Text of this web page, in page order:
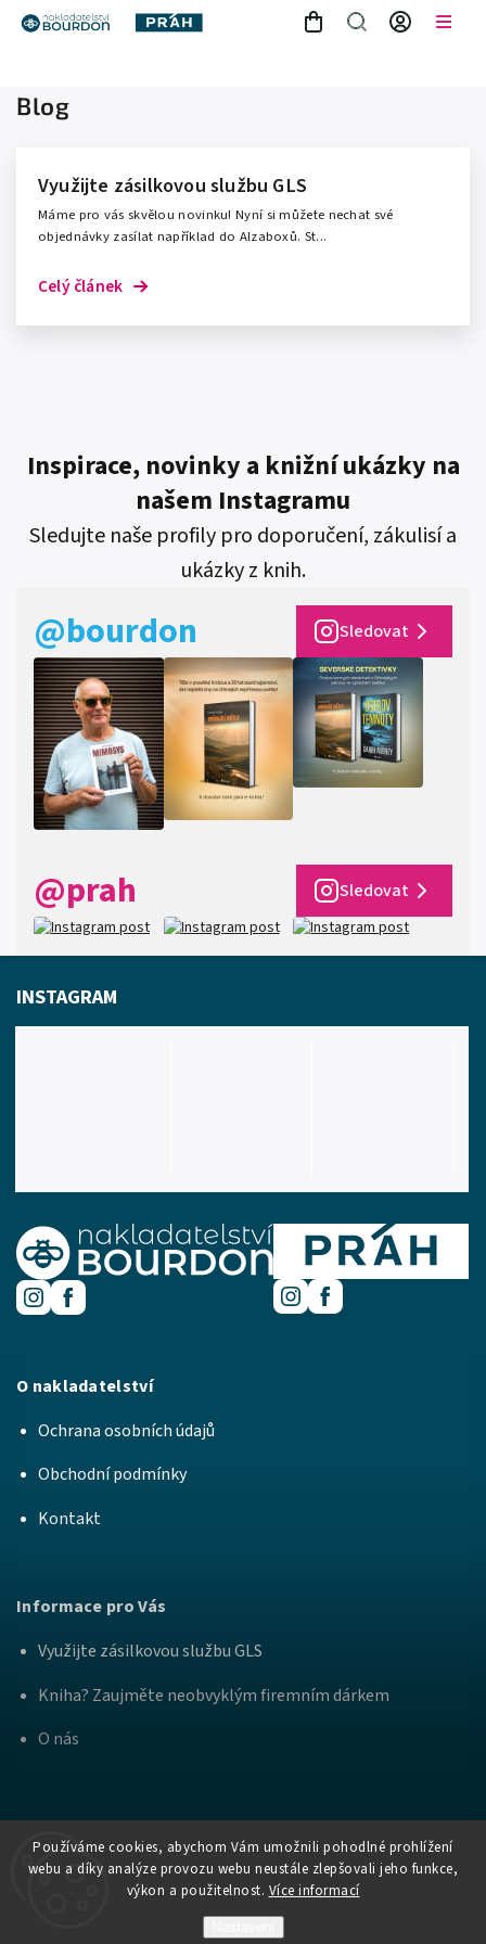
Používáme cookies, abychom Vám umožnili pohodlné prohlížení
webu a díky analýze provozu webu neustále zlepšovali jeho funkce,
výkon a použitelnost. Více informací
Blog
Využijte zásilkovou službu GLS
Máme pro vás skvělou novinku! Nyní si můžete nechat své
objednávky zasílat například do Alzaboxů. St...
Celý článek
Inspirace, novinky a knižní ukázky na
našem Instagramu
Sledujte naše profily pro doporučení, zákulisí a
ukázky z knih.
@bourdon Sledovat
@prah Sledovat
O nakladatelství
Ochrana osobních údajů
Obchodní podmínky
Kontakt
Informace pro Vás
Využijte zásilkovou službu GLS
Kniha? Zaujměte neobvyklým firemním dárkem
O nás
INSTAGRAM
Nakladatelství Bourdon a
Práh
. Všechna práva